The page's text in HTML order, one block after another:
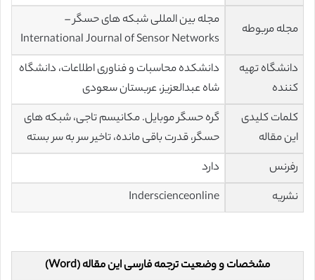
مجله مربوطه
مجله بین المللی شبکه های حسگر –
International Journal of Sensor Networks
دانشگاه تهیه
کننده
دانشکده محاسبات و فناوری اطلاعات، دانشگاه
شاه عبدالعزیز، عربستان سعودی
کلمات کلیدی
این مقاله
گره حسگر موبایل. مکانیسم تاجی، شبکه های
حسگر، قدرت باقی مانده، تاخیر سر به سر بسته
رفرنس
دارد
نشریه
Inderscienceonline
مشخصات و وضعیت ترجمه فارسی این مقاله (Word)